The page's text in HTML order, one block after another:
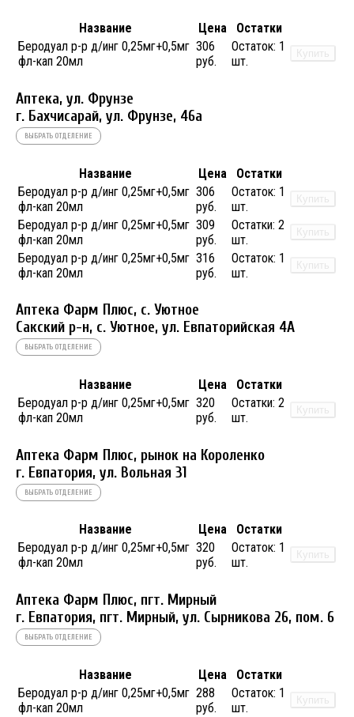
Название Цена
Остатки
Беродуал р-р д/инг 0,25мг+0,5мг
фл-кап 20мл
306
руб.
Остаток: 1
шт.
Купить
Аптека, ул. Фрунзе
г. Бахчисарай, ул. Фрунзе, 46а
ВЫБРАТЬ ОТДЕЛЕНИЕ
Название Цена
Остатки
Беродуал р-р д/инг 0,25мг+0,5мг
фл-кап 20мл
306
руб.
Остаток: 1
шт.
Купить
Беродуал р-р д/инг 0,25мг+0,5мг
фл-кап 20мл
309
руб.
Остатки: 2
шт.
Купить
Беродуал р-р д/инг 0,25мг+0,5мг
фл-кап 20мл
316
руб.
Остаток: 1
шт.
Купить
Аптека Фарм Плюс, с. Уютное
Сакский р-н, с. Уютное, ул. Евпаторийская 4А
ВЫБРАТЬ ОТДЕЛЕНИЕ
Название Цена
Остатки
Беродуал р-р д/инг 0,25мг+0,5мг
фл-кап 20мл
320
руб.
Остатки: 2
шт.
Купить
Аптека Фарм Плюс, рынок на Короленко
г. Евпатория, ул. Вольная 31
ВЫБРАТЬ ОТДЕЛЕНИЕ
Название Цена
Остатки
Беродуал р-р д/инг 0,25мг+0,5мг
фл-кап 20мл
320
руб.
Остаток: 1
шт.
Купить
Аптека Фарм Плюс, пгт. Мирный
г. Евпатория, пгт. Мирный, ул. Сырникова 26, пом. 6
ВЫБРАТЬ ОТДЕЛЕНИЕ
Название Цена
Остатки
Беродуал р-р д/инг 0,25мг+0,5мг
фл-кап 20мл
288
руб.
Остаток: 1
шт.
Купить